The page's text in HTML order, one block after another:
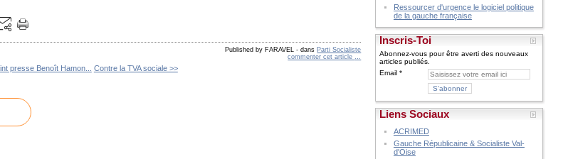
Published by FARAVEL - dans Parti Socialiste
commenter cet article
presse Benoît Hamon... Contre la TVA sociale >>
Ressourcer d'urgence le logiciel politique
de la gauche française
Inscris-Toi
Abonnez-vous pour être averti des nouveaux
articles publiés.
Email
Liens Sociaux
ACRIMED
Gauche Républicaine & Socialiste Val-
d'Oise